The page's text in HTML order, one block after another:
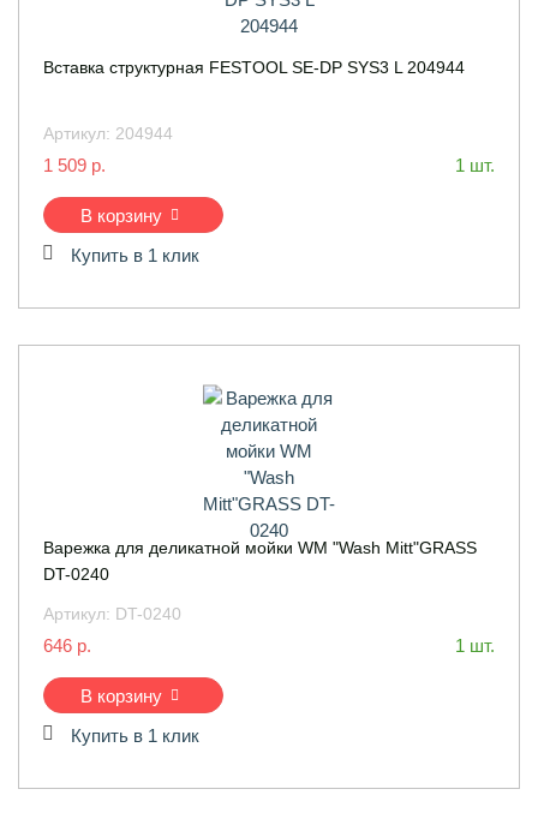
Вставка структурная FESTOOL SE-DP SYS3 L 204944
Артикул: 204944
1 509 р. 1 шт.
В корзину
Купить в 1 клик
Варежка для деликатной мойки WM "Wash Mitt"GRASS
DT-0240
Артикул: DT-0240
646 р. 1 шт.
В корзину
Купить в 1 клик